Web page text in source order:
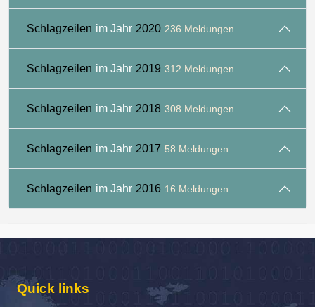
Schlagzeilen im Jahr 2020 236 Meldungen
Schlagzeilen im Jahr 2019 312 Meldungen
Schlagzeilen im Jahr 2018 308 Meldungen
Schlagzeilen im Jahr 2017 58 Meldungen
Schlagzeilen im Jahr 2016 16 Meldungen
Quick links